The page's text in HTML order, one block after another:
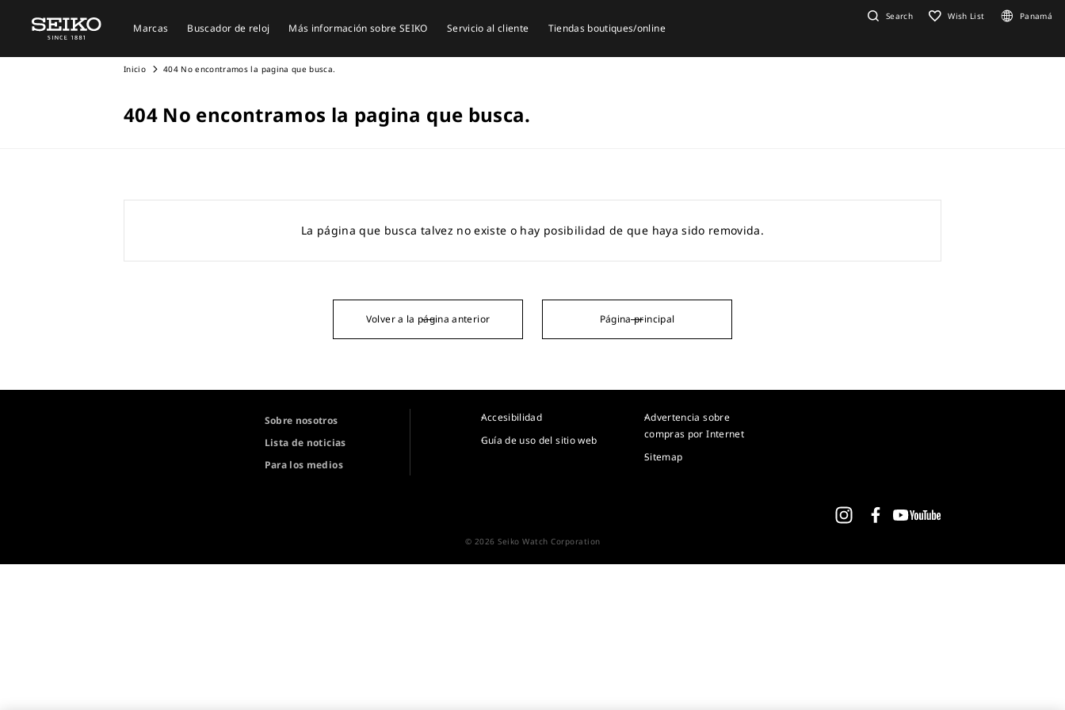
Marcas Buscador de reloj Más información sobre SEIKO Servicio al cliente Tiendas boutiques/online
Search Wish List Panamá
Inicio 404 No encontramos la pagina que busca.
404 No encontramos la pagina que busca.
La página que busca talvez no existe o hay posibilidad de que haya sido removida.
Volver a la página anterior Página principal
Sobre nosotros
Lista de noticias
Para los medios
Accesibilidad
Guía de uso del sitio web
Advertencia sobre
compras por Internet
Sitemap
© 2026 Seiko Watch Corporation